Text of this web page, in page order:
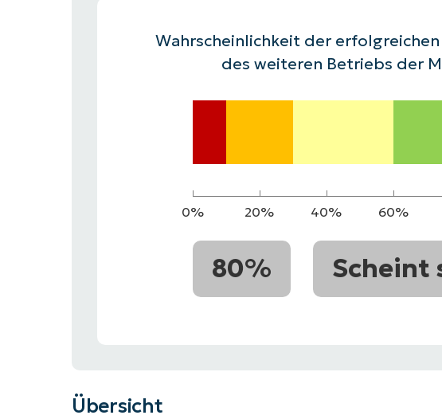
VERTRIEB KONTAKTIEREN
VERTRIEB KONTAKTIEREN
VERTRIEB KONTAKTIEREN
Wahrscheinlichkeit der
des weiteren Betriebs der
0% 20% 40% 60%
80% Scheint
Übersicht